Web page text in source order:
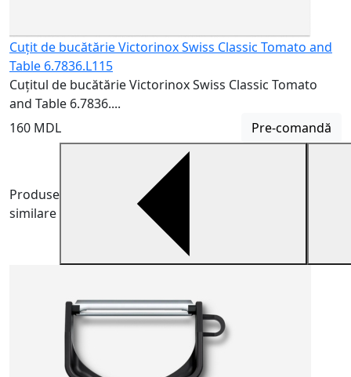
Cuțit de bucătărie Victorinox Swiss Classic Tomato and
Table 6.7836.L115
Cuțitul de bucătărie Victorinox Swiss Classic Tomato
and Table 6.7836....
160 MDL
Pre-comandă
Produse
similare